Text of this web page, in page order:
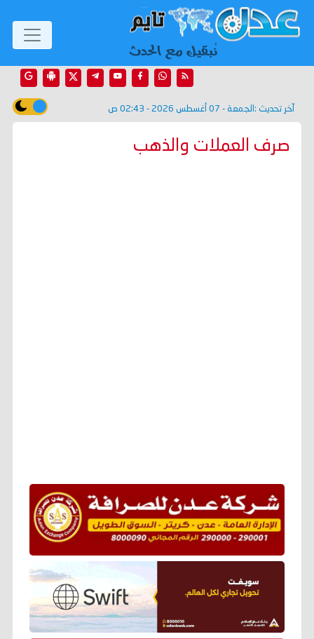
آخر تحديث : الجمعة - 07 أغسطس 2026 - 02:43 ص
صرف العملات والذهب